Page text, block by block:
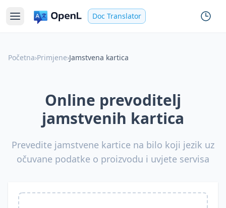
Doc Translator
Početna›Primjene›Jamstvena kartica
Online prevoditelj
jamstvenih kartica
Prevedite jamstvene kartice na bilo koji jezik uz
očuvane podatke o proizvodu i uvjete servisa